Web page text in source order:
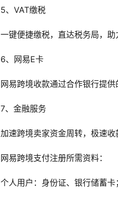
5、VAT缴税
一键便捷缴税，直达税务局，助
6、网易E卡
网易跨境收款通过合作银行提
7、金融服务
加速跨境卖家资金周转，极速收
网易跨境支付注册所需资料：
个人用户：身份证、银行储蓄卡；